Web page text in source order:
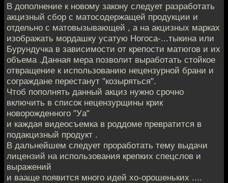
В дополнение к новому закону следует разработать
акцизный сбор с матосодержащей продукции и
отдельно с матовызывающей , а на акцизных марках
изображать мордашку усатую Ногоса-...тыкина или
Бурундучка в зависимости от крепости матюгов и их
объема .Данная мера позволит выработать стойкое
отвращение к использованию нецензурной брани и
сограждане перестанут "козыряться".
Чтоб пополнять данный акциз нужно срочно
включить в список нецензурщины крик
новорожденного "Уа"
и каждая видеосъемка в роддоме превратится в
подакцизный продукт .
В дальнейшем следует проработать тему выдачи
лицензий на использования крепких спецслов и
выражений
и вааще появится много идей хо-орошеньких ....